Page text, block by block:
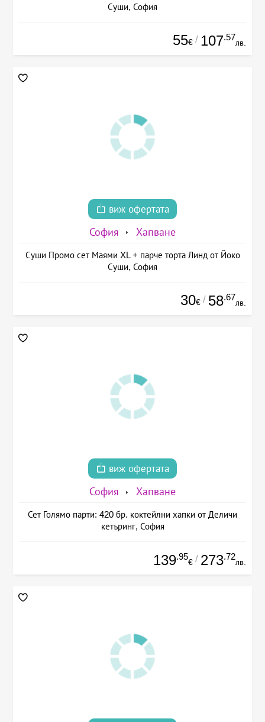
Суши, София
55€ / 107.57
лв.
виж офертата
София Хапване
Суши Промо сет Маями XL + парче торта Линд от Йоко
Суши, София
30€ / 58.67
лв.
виж офертата
София Хапване
Сет Голямо парти: 420 бр. коктейлни хапки от Деличи
кетъринг, София
139.95
€ / 273.72
лв.